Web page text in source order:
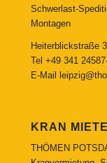
Schwerlast-
Montagen
Heiterblickstraße
Tel +49 341
E-Mail
KRAN
THÖMEN